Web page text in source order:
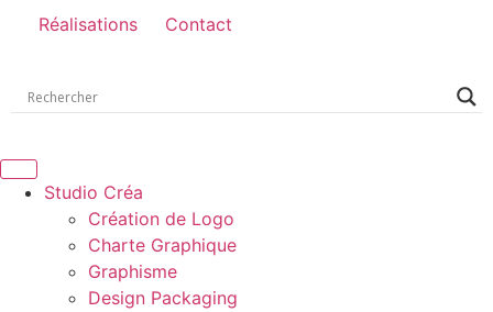
Réalisations Contact
Studio Créa
Création de Logo
Charte Graphique
Graphisme
Design Packaging